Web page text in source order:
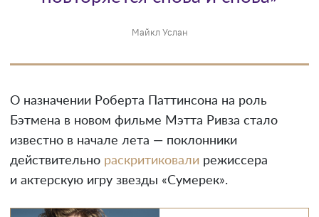
Майкл Услан
О назначении Роберта Паттинсона на роль
Бэтмена в новом фильме Мэтта Ривза стало
известно в начале лета — поклонники
действительно раскритиковали режиссера
и актерскую игру звезды «Сумерек».